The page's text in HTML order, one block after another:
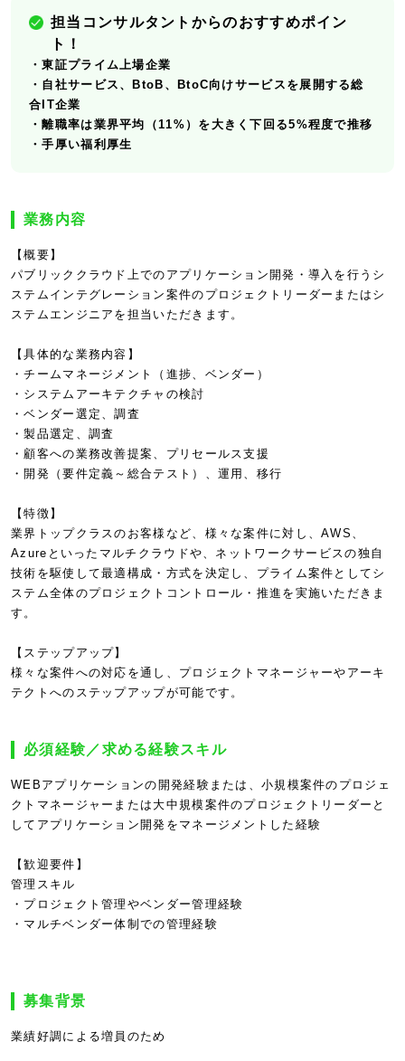
担当コンサルタントからのおすすめポイン
ト！
・東証プライム上場企業
・自社サービス、BtoB、BtoC向けサービスを展開する総
合IT企業
・離職率は業界平均（11%）を大きく下回る5%程度で推移
・手厚い福利厚生
業務内容
【概要】
パブリッククラウド上でのアプリケーション開発・導入を行うシ
ステムインテグレーション案件のプロジェクトリーダーまたはシ
ステムエンジニアを担当いただきます。
【具体的な業務内容】
・チームマネージメント（進捗、ベンダー）
・システムアーキテクチャの検討
・ベンダー選定、調査
・製品選定、調査
・顧客への業務改善提案、プリセールス支援
・開発（要件定義～総合テスト）、運用、移行
【特徴】
業界トップクラスのお客様など、様々な案件に対し、AWS、
Azureといったマルチクラウドや、ネットワークサービスの独自
技術を駆使して最適構成・方式を決定し、プライム案件としてシ
ステム全体のプロジェクトコントロール・推進を実施いただきま
す。
【ステップアップ】
様々な案件への対応を通し、プロジェクトマネージャーやアーキ
テクトへのステップアップが可能です。
必須経験／求める経験スキル
WEBアプリケーションの開発経験または、小規模案件のプロジェ
クトマネージャーまたは大中規模案件のプロジェクトリーダーと
してアプリケーション開発をマネージメントした経験
【歓迎要件】
管理スキル
・プロジェクト管理やベンダー管理経験
・マルチベンダー体制での管理経験
募集背景
業績好調による増員のため